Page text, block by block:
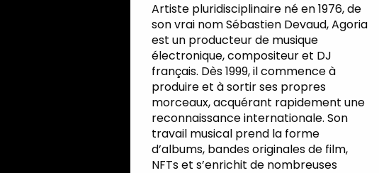
Artiste pluridisciplinaire né en 1976, de
son vrai nom Sébastien Devaud, Agoria
est un producteur de musique
électronique, compositeur et DJ
français. Dès 1999, il commence à
produire et à sortir ses propres
morceaux, acquérant rapidement une
reconnaissance internationale. Son
travail musical prend la forme
d’albums, bandes originales de film,
NFTs et s’enrichit de nombreuses